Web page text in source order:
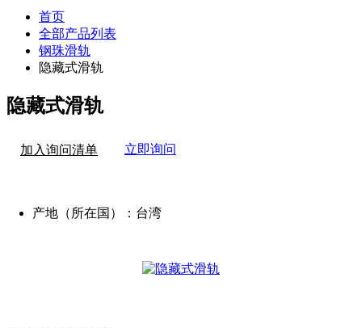
首页
全部产品列表
钢珠滑轨
隐藏式滑轨
隐藏式滑轨
加入询问清单 立即询问
产地（所在国）： 台湾